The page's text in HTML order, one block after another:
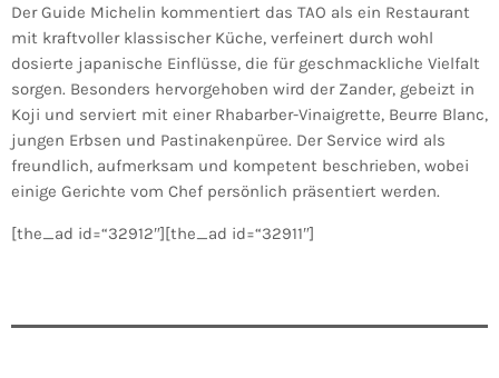
Der Guide Michelin kommentiert das TAO als ein Restaurant
mit kraftvoller klassischer Küche, verfeinert durch wohl
dosierte japanische Einflüsse, die für geschmackliche Vielfalt
sorgen. Besonders hervorgehoben wird der Zander, gebeizt in
Koji und serviert mit einer Rhabarber-Vinaigrette, Beurre Blanc,
jungen Erbsen und Pastinakenpüree. Der Service wird als
freundlich, aufmerksam und kompetent beschrieben, wobei
einige Gerichte vom Chef persönlich präsentiert werden.
[the_ad id=“32912″][the_ad id=“32911″]